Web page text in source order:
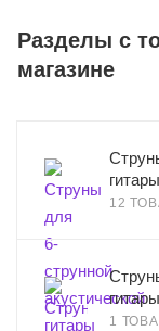
Разделы с
магазине
гитары
12
гитары
1